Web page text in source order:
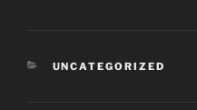
KATEGORIEN
UNCATEGORIZED